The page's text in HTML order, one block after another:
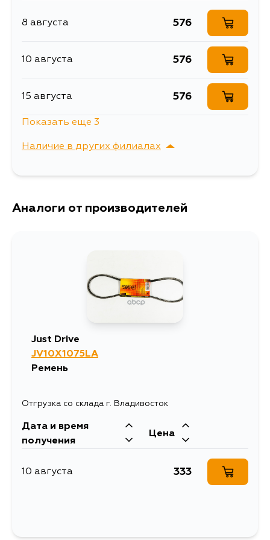
8 августа 576
10 августа 576
15 августа 576
19 августа 576
Показать еще 3
Наличие в других филиалах
г. Владивосток,
Аналоги от производителей
Just Drive
JV10X1075LA
Ремень
Отгрузка со склада г. Владивосток
Дата и время
получения
Цена
10 августа 333